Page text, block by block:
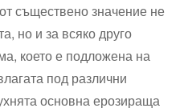
съществено значение ‍не
но⁤ и за всяко друго
което е подложена ⁢на
под различни
основна ерозираща